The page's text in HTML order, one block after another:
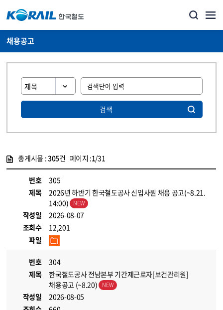
채용공고
검색
총게시물 :305건 페이지 :1/31
번호
305
제목
2026년 하반기 한국철도공사 신입사원 채용 공고(~8.21.
14:00)
작성일
2026-08-07
조회수
12,201
파일
번호
304
제목
한국철도공사 전남본부 기간제근로자[보건관리원]
채용공고 (~8.20)
작성일
2026-08-05